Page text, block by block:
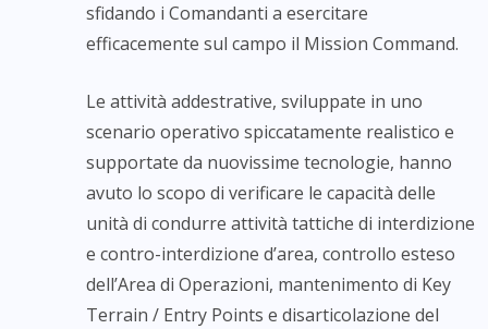
sfidando i Comandanti a esercitare
efficacemente sul campo il Mission Command.
Le attività addestrative, sviluppate in uno
scenario operativo spiccatamente realistico e
supportate da nuovissime tecnologie, hanno
avuto lo scopo di verificare le capacità delle
unità di condurre attività tattiche di interdizione
e contro-interdizione d’area, controllo esteso
dell’Area di Operazioni, mantenimento di Key
Terrain / Entry Points e disarticolazione del